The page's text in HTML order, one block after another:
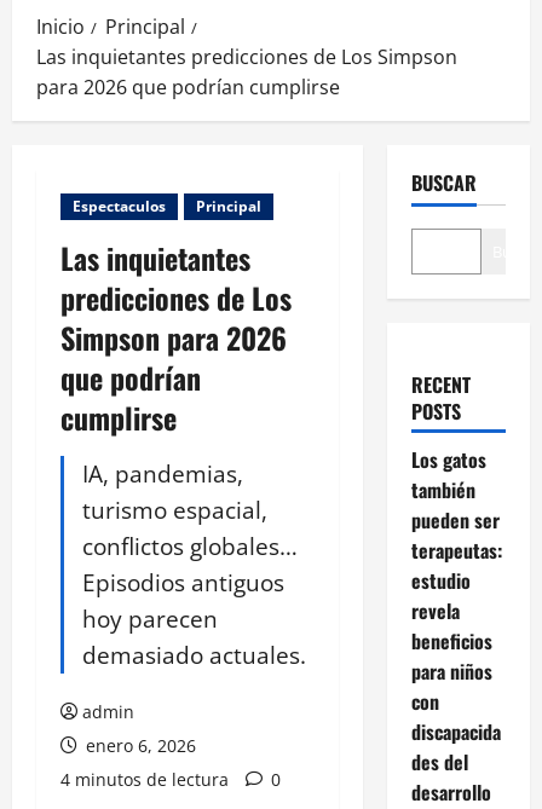
Inicio
Principal
Las inquietantes predicciones de Los Simpson
para 2026 que podrían cumplirse
Espectaculos Principal
Las inquietantes
predicciones de Los
Simpson para 2026
que podrían
cumplirse
IA, pandemias,
turismo espacial,
conflictos globales…
Episodios antiguos
hoy parecen
demasiado actuales.
admin
enero 6, 2026
4 minutos de lectura
0
BUSCAR
RECENT
POSTS
Los gatos
también
pueden ser
terapeutas:
estudio
revela
beneficios
para niños
con
discapacida
des del
desarrollo